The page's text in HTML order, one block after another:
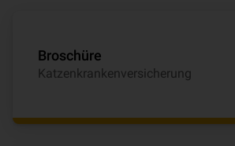
Broschüre
Katzenkrankenversicherung